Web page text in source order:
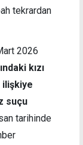
tekrardan
2026
kızı
ilişkiye
suçu
tarihinde